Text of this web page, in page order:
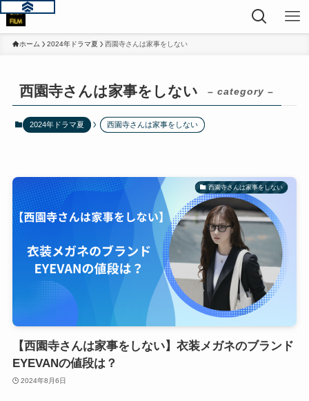
ホーム 2024年ドラマ夏 西園寺さんは家事をしない
西園寺さんは家事をしない – category –
2024年ドラマ夏 西園寺さんは家事をしない
西園寺さんは家事をしない
【西園寺さんは家事をしない】衣装メガネのブランド
EYEVANの値段は？
2024年8月6日